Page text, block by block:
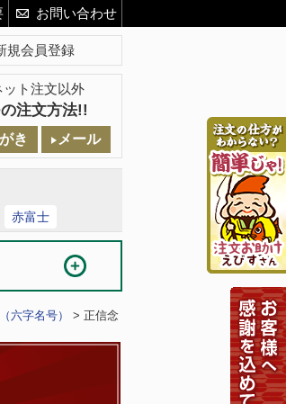
お問い合わせ
規会員登録
ット注文以外
注文方法!!
き メール
赤富士
六字名号）
> 正信念